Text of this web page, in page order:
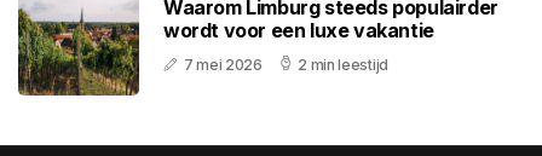
Waarom Limburg steeds populairder
wordt voor een luxe vakantie
7 mei 2026 2 min leestijd